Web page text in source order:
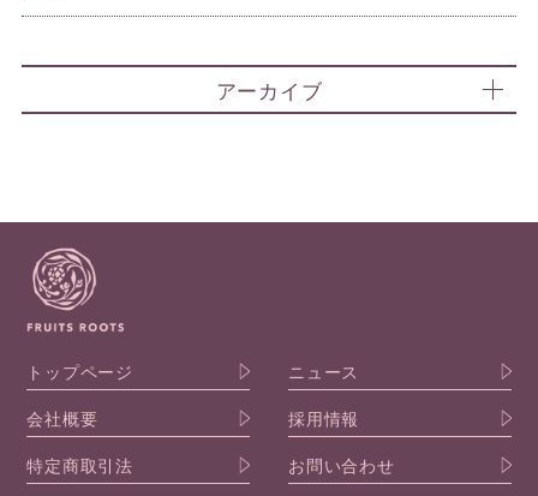
アーカイブ
トップページ
ニュース
会社概要
採用情報
特定商取引法
お問い合わせ